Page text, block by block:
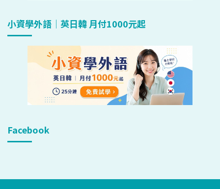
小資學外語｜英日韓 月付1000元起
Facebook